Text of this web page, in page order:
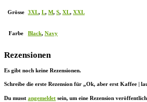
Grösse 3XL, L, M, S, XL, XXL
Farbe Black, Navy
Rezensionen
Es gibt noch keine Rezensionen.
Schreibe die erste Rezension für „Ok, aber erst Kaffee |
Du musst angemeldet sein, um eine Rezension